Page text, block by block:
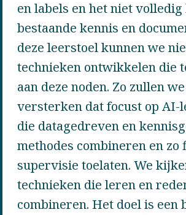
en labels en het niet
bestaande kennis en
deze leerstoel kunnen we
technieken ontwikkelen die
aan deze noden. Zo zullen
versterken dat focust op AI-
die datagedreven en
methodes combineren en zo
supervisie toelaten. We
technieken die leren en
combineren. Het doel is een